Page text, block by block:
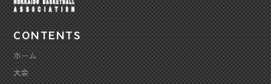
CONTENTS
ホーム
大会